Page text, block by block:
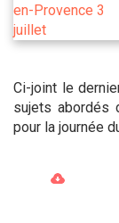
Ci-joint le
sujets abordés
pour la journée